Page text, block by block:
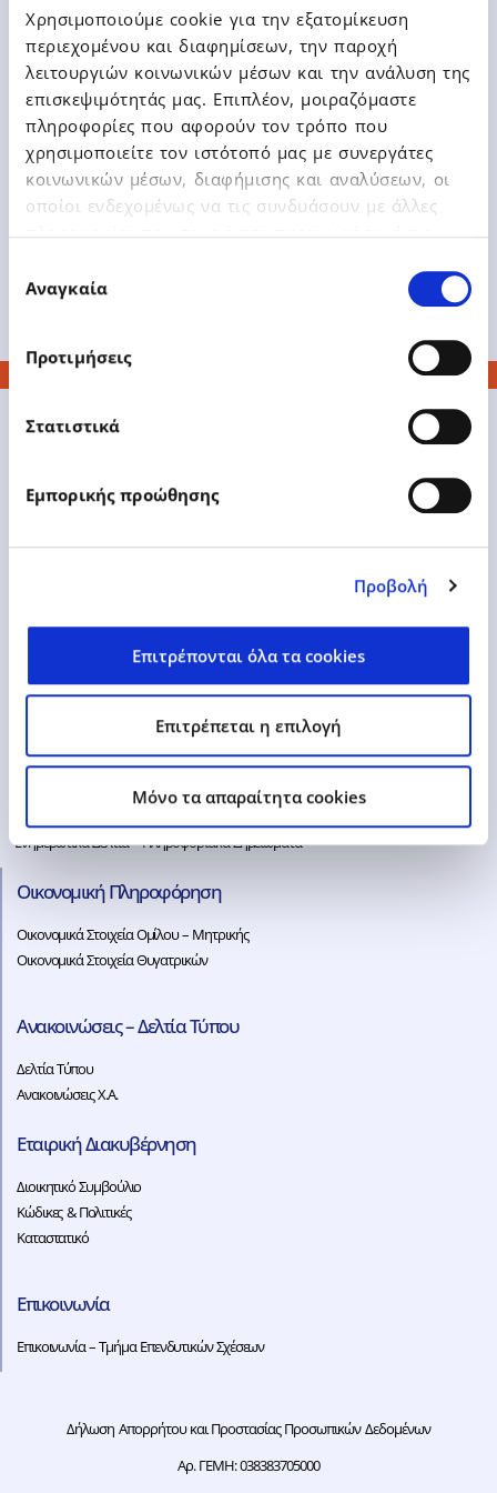
Χρησιμοποιούμε cookie για την εξατομίκευση
περιεχομένου και διαφημίσεων, την παροχή
λειτουργιών κοινωνικών μέσων και την ανάλυση της
επισκεψιμότητάς μας. Επιπλέον, μοιραζόμαστε
πληροφορίες που αφορούν τον τρόπο που
χρησιμοποιείτε τον ιστότοπό μας με συνεργάτες
κοινωνικών μέσων, διαφήμισης και αναλύσεων, οι
οποίοι ενδεχομένως να τις συνδυάσουν με άλλες
σας χρήση των υπηρεσιών τους.
συγκατάθεσης
Αναγκαία
Προτιμήσεις
Στατιστικά
Εμπορικής προώθησης
Προβολή
Επιτρέπονται όλα τα cookies
Επιτρέπεται η επιλογή
Mόνο τα απαραίτητα cookies
χορηγός στο Digital Economy
Forum 2021: Ψηφιακή τεχνολογία,
η επιλογή που έγινε αναγκαιότητα
www.epsilonnet.gr
Ενημέρωση Επενδυτών
Παρουσιάσεις – Αναλύσεις
Μετοχή
Ενημερωτικά Δελτία – Πληροφοριακά Σημειώματα
Οικονομική Πληροφόρηση
Οικονομικά Στοιχεία Ομίλου – Μητρικής
Οικονομικά Στοιχεία Θυγατρικών
Ανακοινώσεις – Δελτία Τύπου
Δελτία Τύπου
Ανακοινώσεις Χ.Α.
Εταιρική Διακυβέρνηση
Διοικητικό Συμβούλιο
Κώδικες & Πολιτικές
Καταστατικό
Επικοινωνία
Επικοινωνία – Τμήμα Επενδυτικών Σχέσεων
Δήλωση Απορρήτου και Προστασίας Προσωπικών Δεδομένων
Αρ. ΓΕΜΗ: 038383705000